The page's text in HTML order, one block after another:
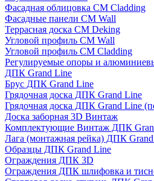
Фасадная облицовка CM Cladding
Фасадные панели CM Wall
Террасная доска CM Deking
Угловой профиль CM Wall
Угловой профиль CM Cladding
Регулируемые опоры и
ДПК Grand Line
Брус ДПК Grand Line
Грядочная доска ДПК Grand Line
Грядочная доска ДПК Grand Line
Доска заборная 3D Винтаж
Комплектующие Винтаж ДПК
Лага (монтажная рейка) ДПК
Образцы ДПК Grand Line
Ограждения ДПК 3D
Ограждения ДПК шлифовка и